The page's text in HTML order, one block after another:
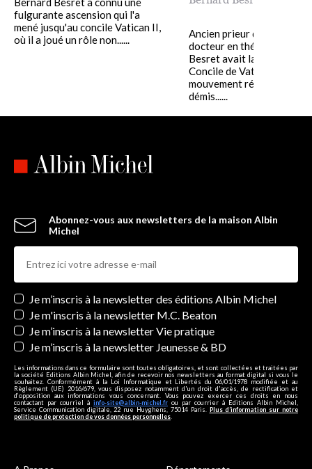
fulgurante ascension qui l'a
mené jusqu'au concile Vatican II,
où il a joué un rôle non......
Ancien prieur de Boquen,
docteur en théologie,
Besret avait lancé après le
Concile de Vatican II un
mouvement rénovateur.
démis......
Abonnez-vous aux newsletters de la maison Albin
Michel
Newsletters
Je m’inscris à la newsletter des éditions Albin Michel
Je m'inscris à la newsletter M.C. Beaton
Je m’inscris à la newsletter Vie pratique
Je m’inscris à la newsletter Jeunesse & BD
Les informations dans ce formulaire sont toutes obligatoires, et sont collectées et traitées par
la société Editions Albin Michel, afin de recevoir nos newsletters au format digital si vous le
souhaitez. Conformément à la Loi Informatique et Libertés du 06/01/1978 modifiée et au
Règlement (UE) 2016/679, vous disposez notamment d'un droit d'accès, de rectification et
d’opposition aux informations vous concernant. Vous pouvez exercer ces droits en nous
contactant par courriel à info-site@albin-michel.fr ou par courrier à Editions Albin Michel,
Service Communication digitale, 22 rue Huyghens, 75014 Paris. Plus d’information sur notre
politique de protection de vos données personnelles.